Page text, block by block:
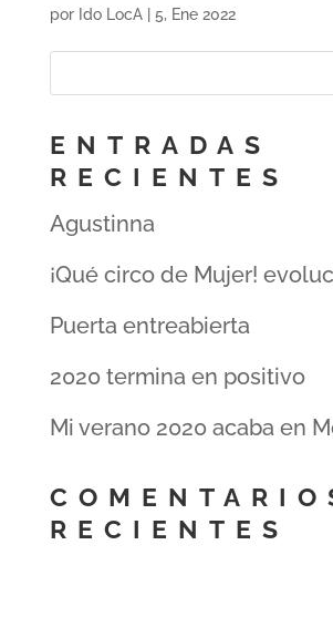
por Ido LocA| 5, Ene 2022
ENTRADAS
RECIENTES
Agustinna
¡Qué circo de Mujer!
Puerta entreabierta
2020 termina en positivo
Mi verano 2020 acaba en
RECIENTES